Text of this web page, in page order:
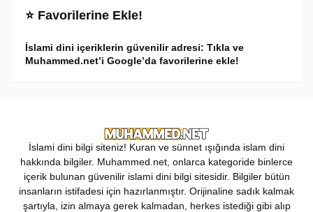
⭐ Favorilerine Ekle!
İslami dini içeriklerin güvenilir adresi: Tıkla ve
Muhammed.net’i Google’da favorilerine ekle!
İslami dini bilgi siteniz! Kuran ve sünnet ışığında islam dini
hakkında bilgiler. Muhammed.net, onlarca kategoride binlerce
içerik bulunan güvenilir islami dini bilgi sitesidir. Bilgiler bütün
insanların istifadesi için hazırlanmıştır. Orijinaline sadık kalmak
şartıyla, izin almaya gerek kalmadan, herkes istediği gibi alıp